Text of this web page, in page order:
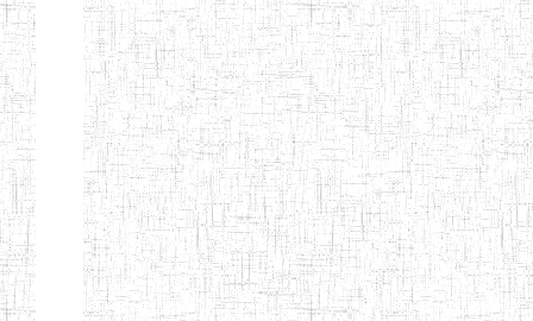
Afficher Page 7 sur 13 Total: 307
Début Préc. 2 3 4 5 6
7
Suivant
Fin
MOKOLO